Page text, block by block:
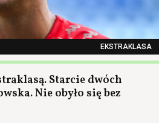
EKSTRAKLASA
Starcie dwóch
Nie obyło się bez